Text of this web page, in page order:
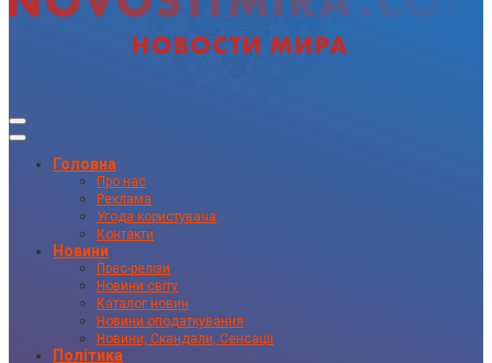
Головна
Про нас
Реклама
Угода користувача
Контакти
Новини
Прес-релізи
Новини світу
Каталог новин
Новини оподаткування
Новини, Скандали, Сенсації
Політика